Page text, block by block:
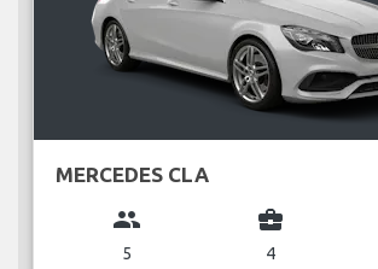
MERCEDES CLA
group
5
business_center
4